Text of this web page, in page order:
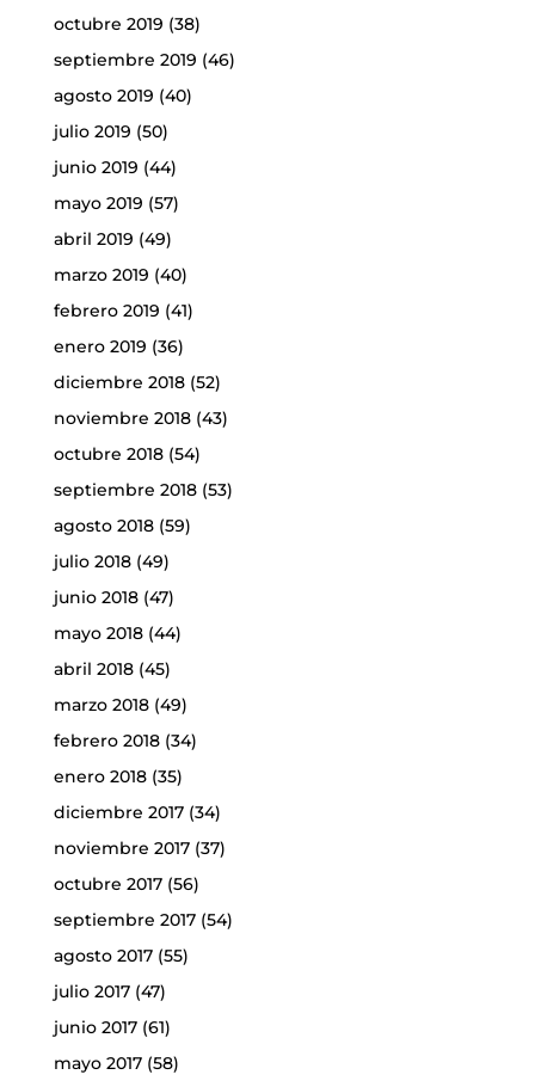
octubre 2019 (38)
septiembre 2019 (46)
agosto 2019 (40)
julio 2019 (50)
junio 2019 (44)
mayo 2019 (57)
abril 2019 (49)
marzo 2019 (40)
febrero 2019 (41)
enero 2019 (36)
diciembre 2018(52)
noviembre 2018(43)
octubre 2018(54)
septiembre 2018(53)
agosto 2018(59)
julio 2018(49)
junio 2018(47)
mayo 2018(44)
abril 2018(45)
marzo 2018(49)
febrero 2018(34)
enero 2018(35)
diciembre 2017(34)
noviembre 2017(37)
octubre 2017(56)
septiembre 2017(54)
agosto 2017(55)
julio 2017(47)
junio 2017(61)
mayo 2017(58)